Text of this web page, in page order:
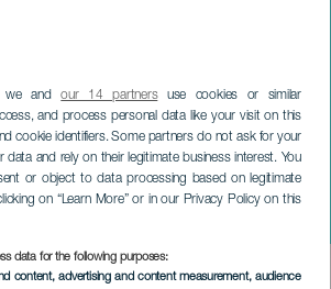
we andour 14 partnersuse cookies or similar
and process personal data like your visit on this
cookie identifiers. Some partners do not ask for your
and rely on their legitimate business interest. You
or object to data processing based on legitimate
on “Learn More” or in our Privacy Policy on this
data for the following purposes:
content, advertising and content measurement, audience